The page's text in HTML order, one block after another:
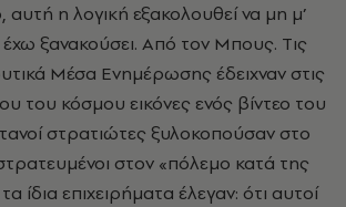
η λογική εξακολουθεί να μη μ’
έχω ξανακούσει. Aπό τον Mπους. Tις
Mέσα Eνημέρωσης έδειχναν στις
του κόσμου εικόνες ενός βίντεο του
στρατιώτες ξυλοκοπούσαν στο
στον «πόλεμο κατά της
ίδια επιχειρήματα έλεγαν: ότι αυτοί